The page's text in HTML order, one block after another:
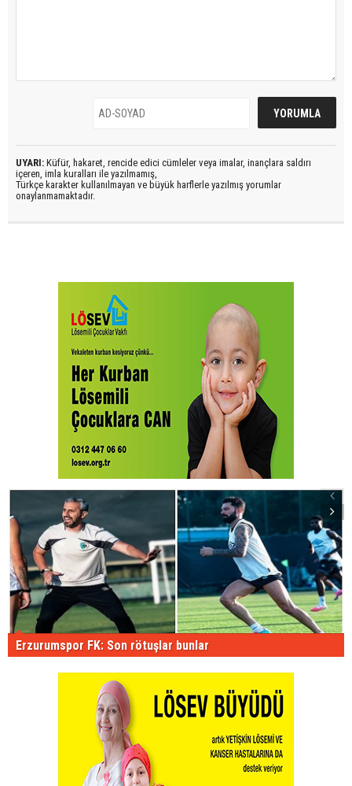
UYARI: Küfür, hakaret, rencide edici cümleler veya imalar, inançlara saldırı
içeren, imla kuralları ile yazılmamış,
Türkçe karakter kullanılmayan ve büyük harflerle yazılmış yorumlar
onaylanmamaktadır.
Erzurumspor FK: Son rötuşlar bunlar